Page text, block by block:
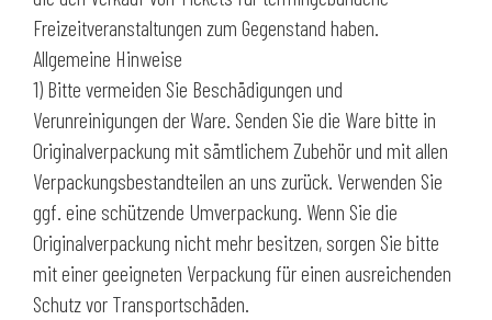
Freizeitveranstaltungen zum Gegenstand haben.
Allgemeine Hinweise
1) Bitte vermeiden Sie Beschädigungen und
Verunreinigungen der Ware. Senden Sie die Ware bitte in
Originalverpackung mit sämtlichem Zubehör und mit allen
Verpackungsbestandteilen an uns zurück. Verwenden Sie
ggf. eine schützende Umverpackung. Wenn Sie die
Originalverpackung nicht mehr besitzen, sorgen Sie bitte
mit einer geeigneten Verpackung für einen ausreichenden
Schutz vor Transportschäden.